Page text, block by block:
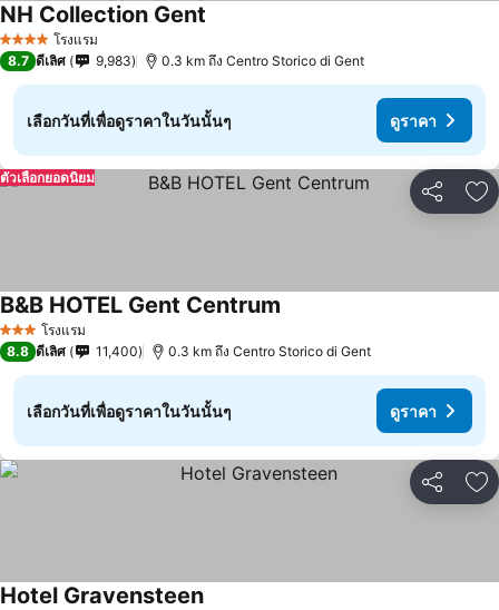
4 ดาว โรงแรม
NH Collection Gent
8.7 ดีเลิศ 9,983 0.3 km ถึง Centro Storico di Gent
เลือกวันที่เพื่อดูราคาในวันนั้นๆ ดูราคา
แชร์ เ
ตัวเลือกยอดนิยม
3 ดาว โรงแรม
B&B HOTEL Gent Centrum
8.8 ดีเลิศ 11,400 0.3 km ถึง Centro Storico di Gent
เลือกวันที่เพื่อดูราคาในวันนั้นๆ ดูราคา
แชร์ เ
Hotel Gravensteen